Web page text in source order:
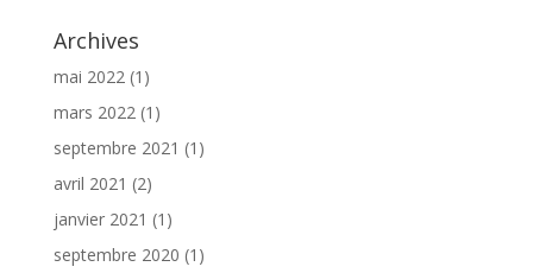
Archives
mai 2022(1)
mars 2022(1)
septembre 2021 (1)
avril 2021 (2)
janvier 2021 (1)
septembre 2020 (1)